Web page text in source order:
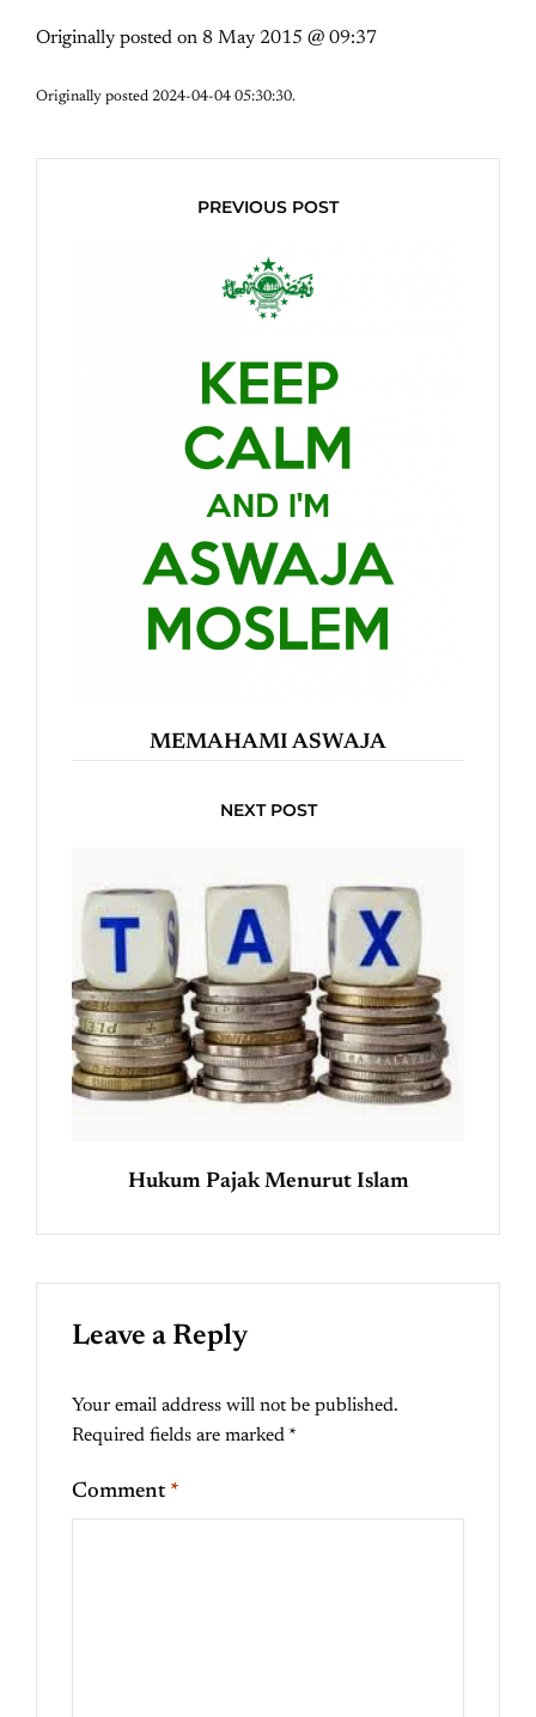
Originally posted on 8 May 2015 @ 09:37
Originally posted 2024-04-04 05:30:30.
PREVIOUS POST
MEMAHAMI ASWAJA
NEXT POST
Hukum Pajak Menurut Islam
Leave a Reply
Your email address will not be published.
Required fields are marked *
Comment *